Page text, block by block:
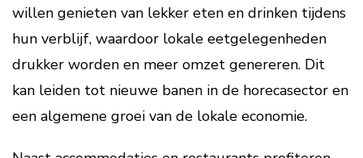
willen genieten van lekker eten en drinken tijdens
hun verblijf, waardoor lokale eetgelegenheden
drukker worden en meer omzet genereren. Dit
kan leiden tot nieuwe banen in de horecasector en
een algemene groei van de lokale economie.